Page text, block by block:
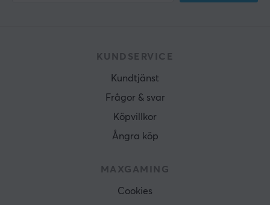
KUNDSERVICE
Kundtjänst
Frågor & svar
Köpvillkor
Ångra köp
MAXGAMING
Cookies